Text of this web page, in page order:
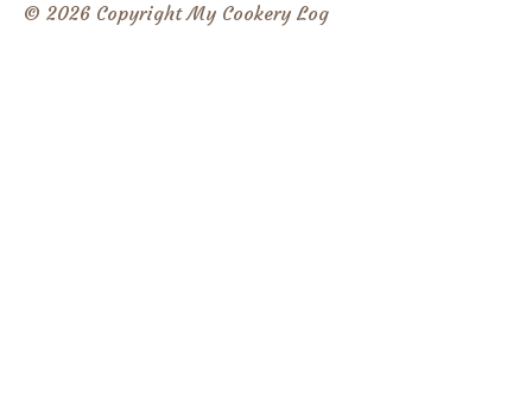
© 2026 Copyright My Cookery Log